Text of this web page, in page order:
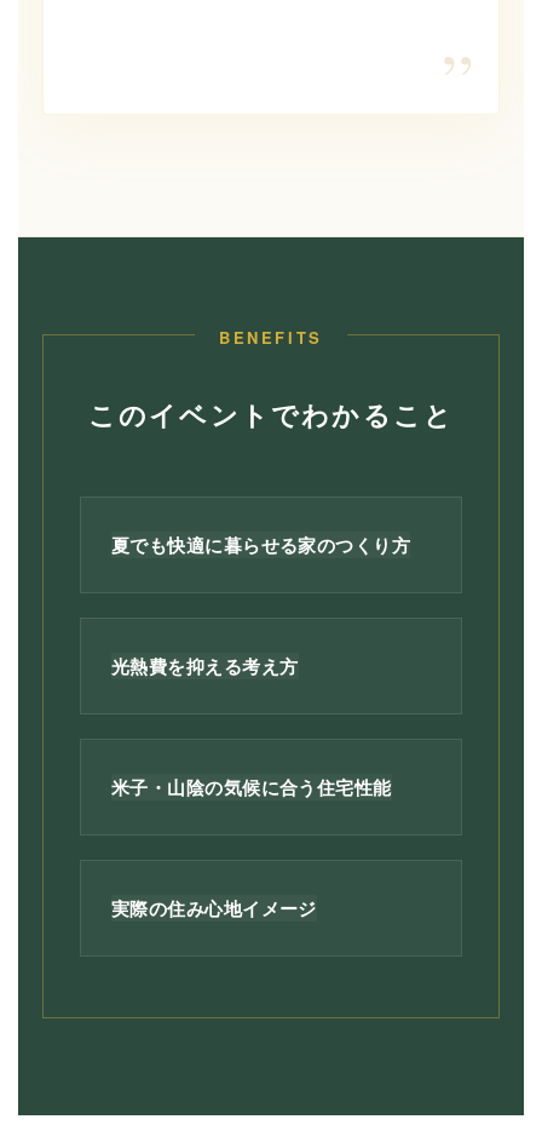
“
BENEFITS
このイベントでわかること
夏でも快適に暮らせる家のつくり方
光熱費を抑える考え方
米子・山陰の気候に合う住宅性能
実際の住み心地イメージ